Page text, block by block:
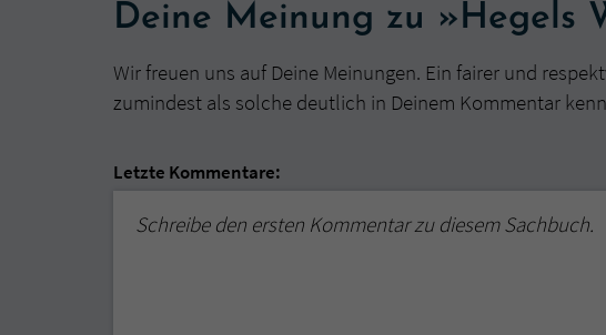
Deine Meinung zu »Hegels
Wir freuen uns auf Deine Meinungen. Ein fairer und
zumindest als solche deutlich in Deinem Kommentar
Letzte Kommentare:
Schreibe den ersten Kommentar zu diesem Sachbuch.